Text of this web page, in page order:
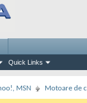
Quick Links
MSN Motoare de